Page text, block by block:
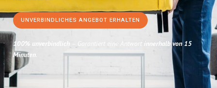
UNVERBINDLICHES ANGEBOT ERHALTEN
100% unverbindlich – Garantiert eine Antwort innerhalb von 15
Minuten.